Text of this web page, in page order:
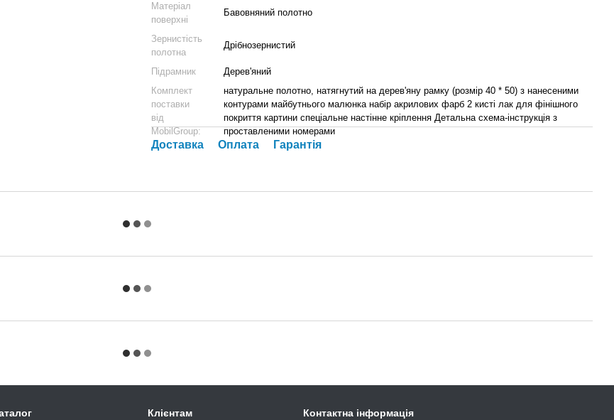
Матеріал
поверхні
Бавовняний полотно
Зернистість
полотна
Дрібнозернистий
Підрамник
Дерев'яний
Комплект
поставки
від
MobilGroup:
натуральне полотно, натягнутий на дерев'яну рамку (розмір 40 * 50) з нанесеними
контурами майбутнього малюнка набір акрилових фарб 2 кисті лак для фінішного
покриття картини спеціальне настінне кріплення Детальна схема-інструкція з
проставленими номерами
Доставка Оплата Гарантія
Клієнтам Контактна інформація